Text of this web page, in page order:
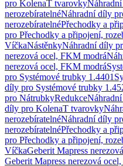
pro KolenaT tvarovky
nerozebíratelnéNáhradní díly
nerozebíratelnéPřechodky a
pro Přechodky a připojení,
VíčkaNástěnkyNáhradní díly
nerezová ocel, FKM modrá
nerezová ocel, FKM modrá
pro Systémové trubky 1.4401
díly pro Systémové trubky
pro NátrubkyRedukce
díly pro KolenaT tvarovky
nerozebíratelnéNáhradní díly
nerozebíratelnéPřechodky a
pro Přechodky a připojení,
VíčkaGeberit Mapress
Geberit Mapress nerezová